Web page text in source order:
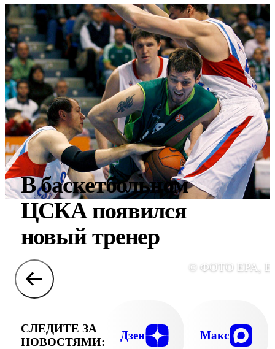
В баскетбольном
ЦСКА появился
новый тренер
© ФОТО EPA,
СЛЕДИТЕ ЗА
НОВОСТЯМИ:
Дзен Макс